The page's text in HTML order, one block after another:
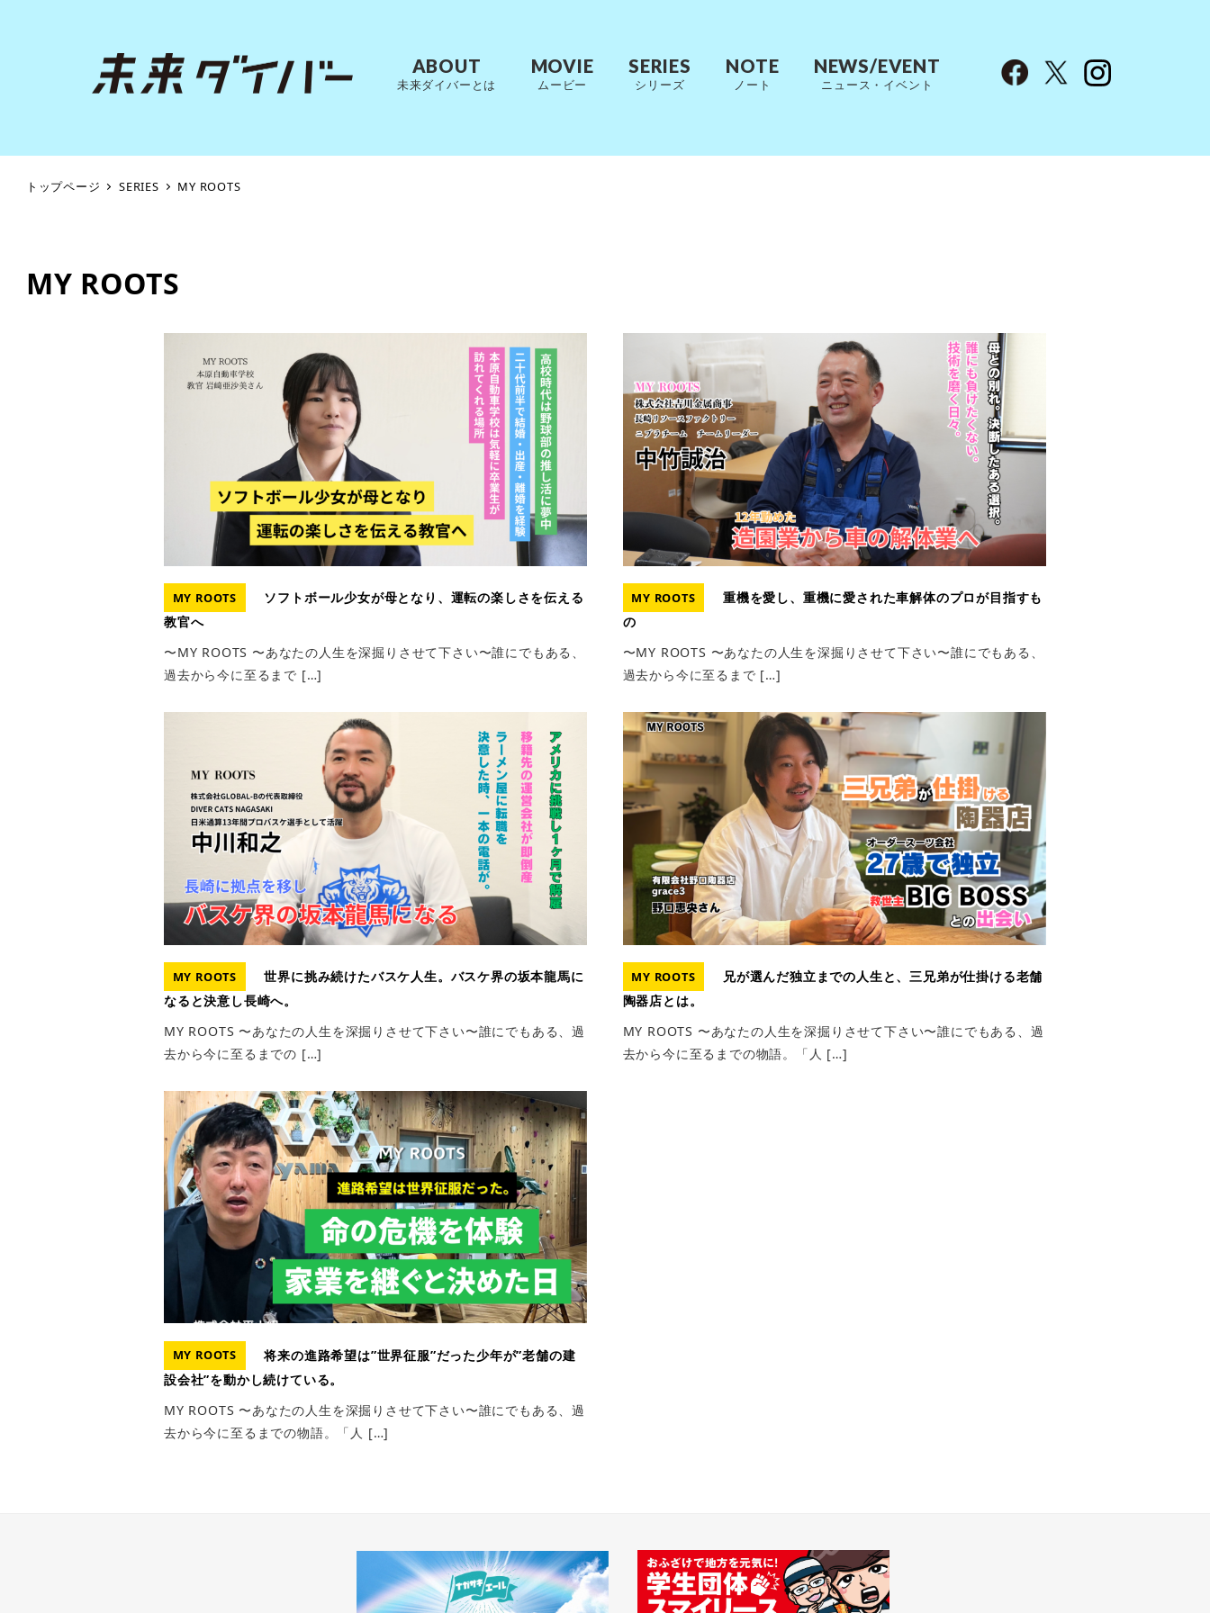
ABOUT
未来ダイバーとは
MOVIE
ムービー
SERIES
シリーズ
NOTE
ノート
NEWS/EVENT
ニュース・イベント
トップページ SERIES MY ROOTS
MY ROOTS
MY ROOTS
ソフトボール少女が母となり、運転の楽しさを伝える
教官へ
〜MY ROOTS 〜あなたの人生を深掘りさせて下さい〜誰にでもある、
過去から今に至るまで […]
MY ROOTS
重機を愛し、重機に愛された車解体のプロが目指すも
の
〜MY ROOTS 〜あなたの人生を深掘りさせて下さい〜誰にでもある、
過去から今に至るまで […]
MY ROOTS
世界に挑み続けたバスケ人生。バスケ界の坂本龍馬に
なると決意し長崎へ。
MY ROOTS 〜あなたの人生を深掘りさせて下さい〜誰にでもある、過
去から今に至るまでの […]
MY ROOTS
兄が選んだ独立までの人生と、三兄弟が仕掛ける老舗
陶器店とは。
MY ROOTS 〜あなたの人生を深掘りさせて下さい〜誰にでもある、過
去から今に至るまでの物語。「人 […]
MY ROOTS
将来の進路希望は”世界征服”だった少年が”老舗の建
設会社”を動かし続けている。
MY ROOTS 〜あなたの人生を深掘りさせて下さい〜誰にでもある、過
去から今に至るまでの物語。「人 […]